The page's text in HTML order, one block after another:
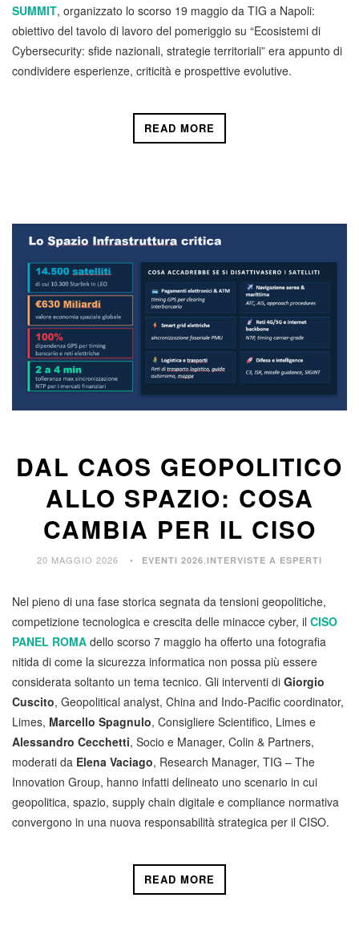
SUMMIT, organizzato lo scorso 19 maggio da TIG a Napoli:
obiettivo del tavolo di lavoro del pomeriggio su “Ecosistemi di
Cybersecurity: sfide nazionali, strategie territoriali” era appunto di
condividere esperienze, criticità e prospettive evolutive.
READ MORE
DAL CAOS GEOPOLITICO
ALLO SPAZIO: COSA
CAMBIA PER IL CISO
20 MAGGIO 2026 EVENTI 2026 INTERVISTE A ESPERTI
Nel pieno di una fase storica segnata da tensioni geopolitiche,
competizione tecnologica e crescita delle minacce cyber, il CISO
PANEL ROMA dello scorso 7 maggio ha offerto una fotografia
nitida di come la sicurezza informatica non possa più essere
considerata soltanto un tema tecnico. Gli interventi di Giorgio
Cuscito, Geopolitical analyst, China and Indo-Pacific coordinator,
Limes, Marcello Spagnulo, Consigliere Scientifico, Limes e
Alessandro Cecchetti, Socio e Manager, Colin & Partners,
moderati da Elena Vaciago, Research Manager, TIG – The
Innovation Group, hanno infatti delineato uno scenario in cui
geopolitica, spazio, supply chain digitale e compliance normativa
convergono in una nuova responsabilità strategica per il CISO.
READ MORE